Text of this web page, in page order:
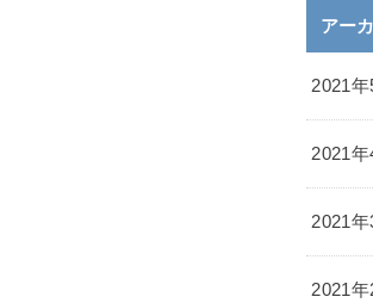
アー
2021
2021
2021
2021